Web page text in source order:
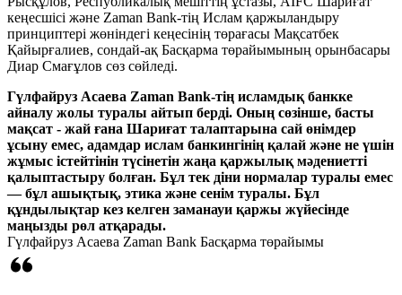
кеңесшісі және Zaman Bank-тің Ислам қаржыландыру
принциптері жөніндегі кеңесінің төрағасы Мақсатбек
Қайырғалиев, сондай-ақ Басқарма төрайымының орынбасары
Диар Смағұлов сөз сөйледі.
Гүлфайруз Асаева Zaman Bank-тің исламдық банкке
айналу жолы туралы айтып берді. Оның сөзінше, басты
мақсат - жай ғана Шариғат талаптарына сай өнімдер
ұсыну емес, адамдар ислам банкингінің қалай және не үшін
жұмыс істейтінін түсінетін жаңа қаржылық мәдениетті
қалыптастыру болған. Бұл тек діни нормалар туралы емес
— бұл ашықтық, этика және сенім туралы. Бұл
құндылықтар кез келген заманауи қаржы жүйесінде
маңызды рөл атқарады.
Гүлфайруз Асаева Zaman Bank Басқарма төрайымы